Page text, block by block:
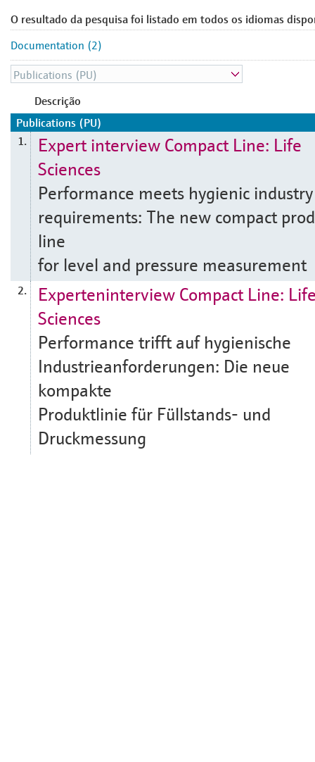
O resultado da pesquisa foi listado em todos os idiomas
Documentation (2)
Descrição
Publications (PU)
1.
Expert interview Compact Line: Life
Sciences
Performance meets hygienic industry
requirements: The new compact
line
for level and pressure measurement
2.
Experteninterview Compact Line:
Sciences
Performance trifft auf hygienische
Industrieanforderungen: Die neue
kompakte
Produktlinie für Füllstands- und
Druckmessung